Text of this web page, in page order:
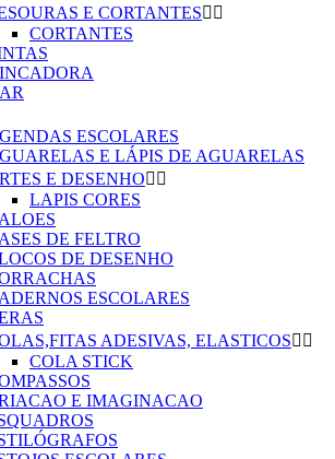
E CORTANTES 
CORTANTES
ESCOLARES
E LÁPIS DE AGUARELAS
E DESENHO 
LAPIS CORES
DE FELTRO
DE DESENHO
ESCOLARES
ADESIVAS, ELASTICOS 
COLA STICK
E IMAGINACAO